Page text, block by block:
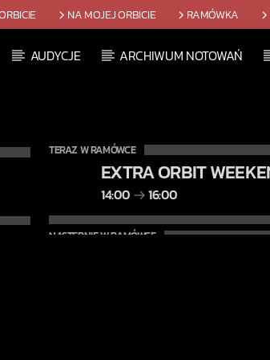
NA MOJEJ ORBICIE RAMÓWKA
AUDYCJE ARCHIWUM NOTOWAŃ
TERAZ W RAMÓWCE
EXTRA ORBIT
14:00 16:00
NASTĘPNIE W RAMÓWCE